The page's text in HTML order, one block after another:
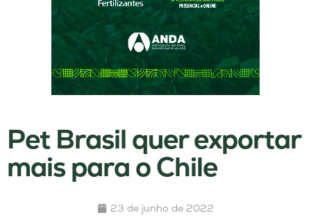
Pet Brasil quer exportar
mais para o Chile
23 de junho de 2022